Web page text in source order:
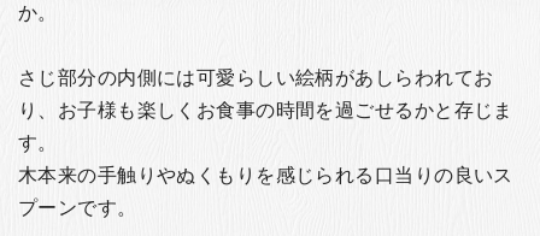
お問い合わせ
お知らせ
箸ブログ
English
か。
さじ部分の内側には可愛らしい絵柄があしらわれてお
り、お子様も楽しくお食事の時間を過ごせるかと存じま
す。
木本来の手触りやぬくもりを感じられる口当りの良いス
プーンです。